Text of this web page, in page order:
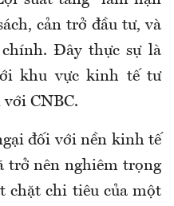
cản trở đầu tư, và
Đây thực sự là
khu vực kinh tế tư
với CNBC.
đối với nền kinh tế
trở nên nghiêm trọng
chặt chi tiêu của một